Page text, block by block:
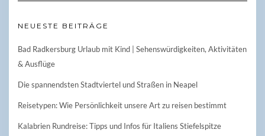
NEUESTE BEITRÄGE
Bad Radkersburg Urlaub mit Kind | Sehenswürdigkeiten, Aktivitäten
& Ausflüge
Die spannendsten Stadtviertel und Straßen in Neapel
Reisetypen: Wie Persönlichkeit unsere Art zu reisen bestimmt
Kalabrien Rundreise: Tipps und Infos für Italiens Stiefelspitze